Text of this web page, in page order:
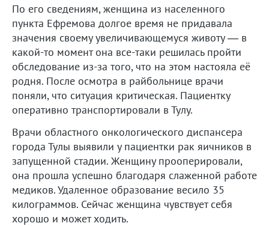
По его сведениям, женщина из населенного
пункта Ефремова долгое время не придавала
значения своему увеличивающемуся животу — в
какой-то момент она все-таки решилась пройти
обследование из-за того, что на этом настояла её
родня. После осмотра в райбольнице врачи
поняли, что ситуация критическая. Пациентку
оперативно транспортировали в Тулу.
Врачи областного онкологического диспансера
города Тулы выявили у пациентки рак яичников в
запущенной стадии. Женщину прооперировали,
она прошла успешно благодаря слаженной работе
медиков. Удаленное образование весило 35
килограммов. Сейчас женщина чувствует себя
хорошо и может ходить.